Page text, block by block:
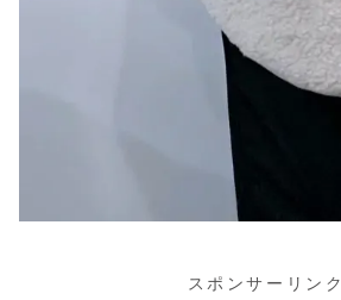
スポンサーリンク